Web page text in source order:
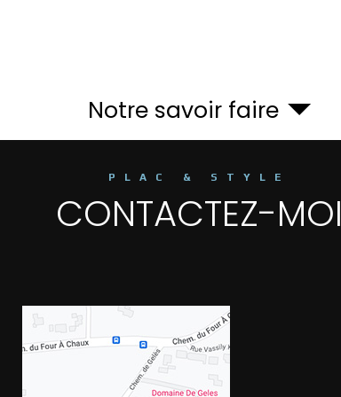
Notre savoir faire
PLAC & STYLE
CONTACTEZ-MOI